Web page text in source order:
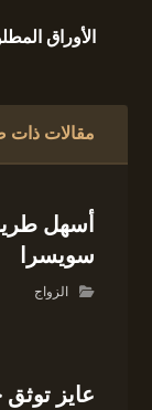
الأوراق
مقالات ذات
أسهل
سويسرا
الزواج
عايز